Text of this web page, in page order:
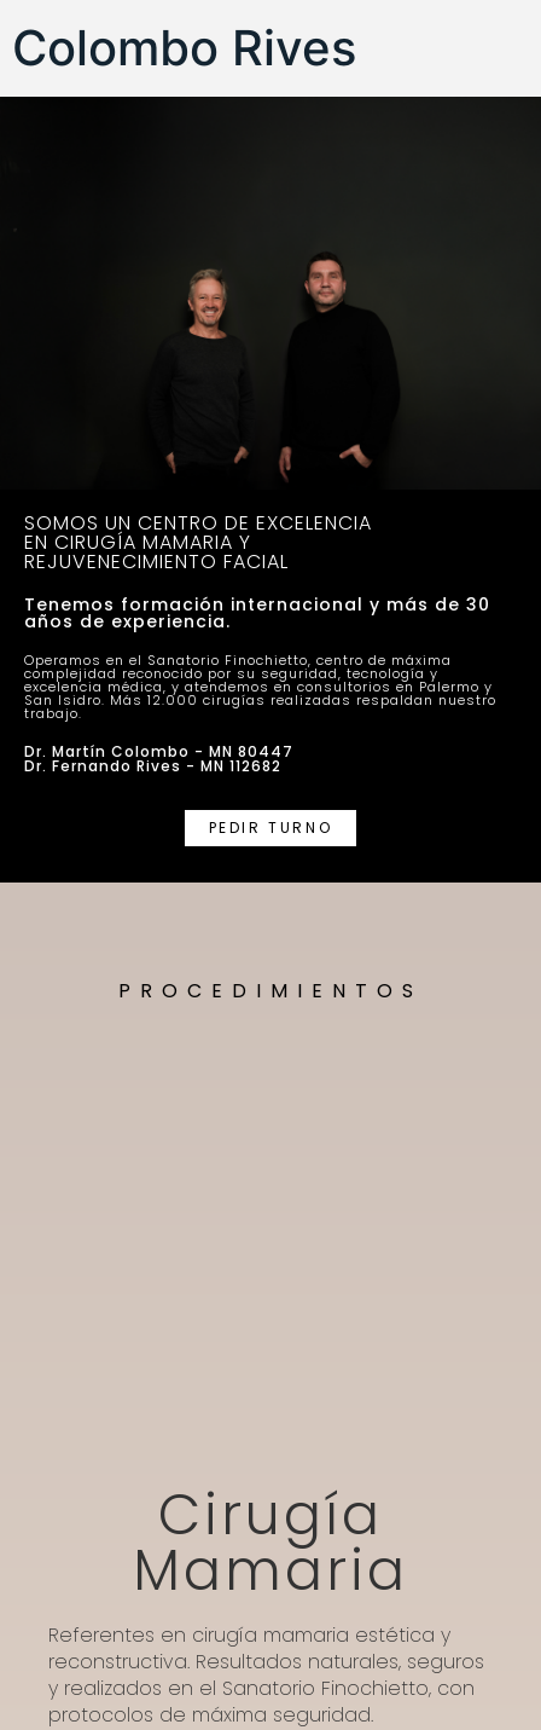
Colombo Rives
SOMOS UN CENTRO DE EXCELENCIA
EN CIRUGÍA MAMARIA Y
REJUVENECIMIENTO FACIAL
Tenemos formación internacional y más de 30
años de experiencia.
Operamos en el Sanatorio Finochietto, centro de máxima
complejidad reconocido por su seguridad, tecnología y
excelencia médica, y atendemos en consultorios en Palermo y
San Isidro. Más 12.000 cirugías realizadas respaldan nuestro
trabajo.
Dr. Martín Colombo - MN 80447
Dr. Fernando Rives - MN 112682
PEDIR TURNO
PROCEDIMIENTOS
Cirugía
Mamaria
Referentes en cirugía mamaria estética y
reconstructiva. Resultados naturales, seguros
y realizados en el Sanatorio Finochietto, con
protocolos de máxima seguridad.